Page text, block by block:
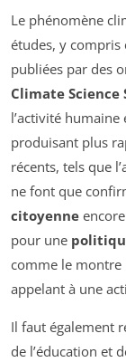
Le phénomène
études, y compris
publiées par des
Climate Science
l’activité humaine
produisant plus
récents, tels que
ne font que
citoyenne
pour une
comme le
appelant à une
Il faut également
de l’éducation et